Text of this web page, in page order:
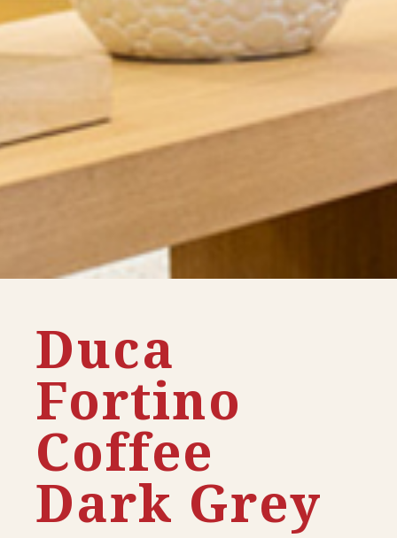
Duca
Fortino
Coffee
Dark Grey